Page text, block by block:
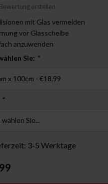
erstellen
mit Glas vermeiden
vor Glasscheibe
anzuwenden
Sie: *
*
3-5 Werktage